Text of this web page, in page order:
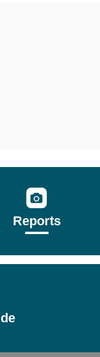
Reports